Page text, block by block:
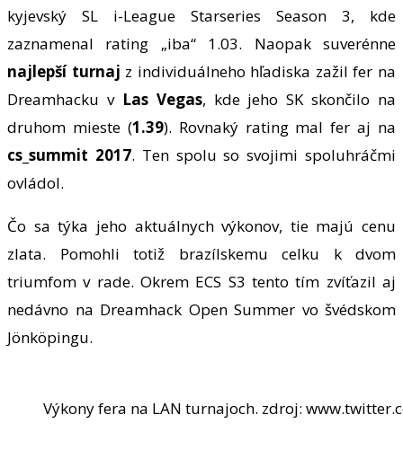
kyjevský SL i-League Starseries Season 3, kde
zaznamenal rating „iba“ 1.03. Naopak suverénne
najlepší turnaj z individuálneho hľadiska zažil fer na
Dreamhacku v Las Vegas, kde jeho SK skončilo na
druhom mieste (1.39). Rovnaký rating mal fer aj na
cs_summit 2017. Ten spolu so svojimi spoluhráčmi
ovládol.
Čo sa týka jeho aktuálnych výkonov, tie majú cenu
zlata. Pomohli totiž brazílskemu celku k dvom
triumfom v rade. Okrem ECS S3 tento tím zvíťazil aj
nedávno na Dreamhack Open Summer vo švédskom
Jönköpingu.
Výkony fera na LAN turnajoch. zdroj: